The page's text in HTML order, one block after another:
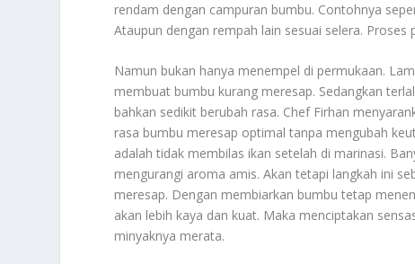
rendam dengan campuran bumbu. Contohnya
Ataupun dengan rempah lain sesuai selera.
Namun bukan hanya menempel di permukaan.
membuat bumbu kurang meresap. Sedangkan
bahkan sedikit berubah rasa. Chef Firhan
rasa bumbu meresap optimal tanpa mengubah
adalah tidak membilas ikan setelah di marinasi.
mengurangi aroma amis. Akan tetapi langkah ini
meresap. Dengan membiarkan bumbu tetap
akan lebih kaya dan kuat. Maka menciptakan
minyaknya merata.